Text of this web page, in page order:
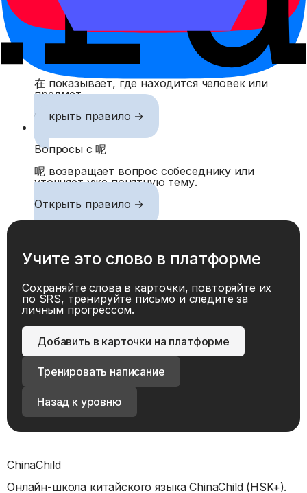
Связанные правила
Местонахождение с 在
在 показывает, где находится человек или
предмет.
Открыть правило →
Вопросы с 呢
呢 возвращает вопрос собеседнику или
уточняет уже понятную тему.
Открыть правило →
Учите это слово в платформе
Сохраняйте слова в карточки, повторяйте их
по SRS, тренируйте письмо и следите за
личным прогрессом.
Добавить в карточки на платформе
Тренировать написание
Назад к уровню
ChinaChild
Онлайн-школа китайского языка ChinaChild (HSK+).